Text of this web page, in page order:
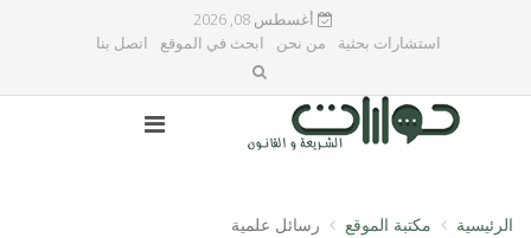
أغسطس 08, 2026
استشارات بحثية
من نحن ابحث في الموقع اتصل بنا
الرئيسية مكتبة الموقع رسائل علمية